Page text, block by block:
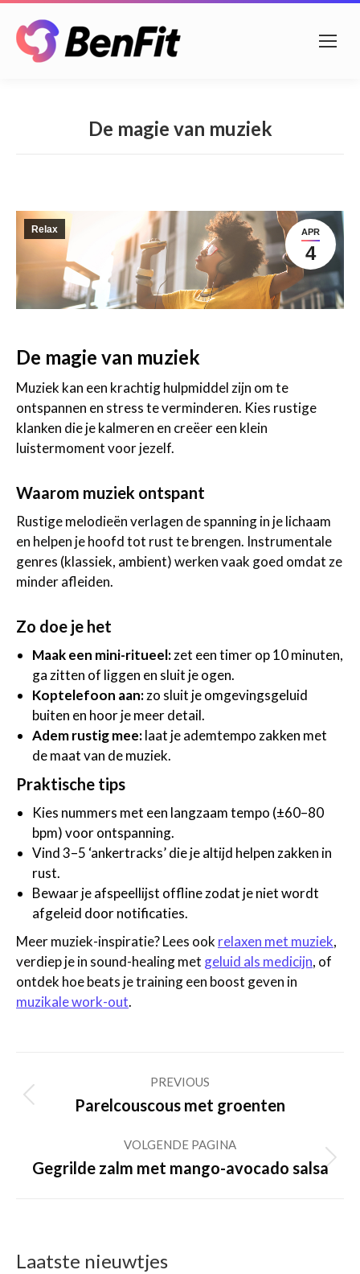
De magie van muziek
APR
4
Relax
De magie van muziek
Muziek kan een krachtig hulpmiddel zijn om te
ontspannen en stress te verminderen. Kies rustige
klanken die je kalmeren en creëer een klein
luistermoment voor jezelf.
Waarom muziek ontspant
Rustige melodieën verlagen de spanning in je lichaam
en helpen je hoofd tot rust te brengen. Instrumentale
genres (klassiek, ambient) werken vaak goed omdat ze
minder afleiden.
Zo doe je het
Maak een mini-ritueel:zet een timer op 10 minuten,
ga zitten of liggen en sluit je ogen.
Koptelefoon aan:zo sluit je omgevingsgeluid
buiten en hoor je meer detail.
Adem rustig mee:laat je ademtempo zakken met
de maat van de muziek.
Praktische tips
Kies nummers met een langzaam tempo (±60–80
bpm) voor ontspanning.
Vind 3–5 ‘ankertracks’ die je altijd helpen zakken in
rust.
Bewaar je afspeellijst offline zodat je niet wordt
afgeleid door notificaties.
Meer muziek-inspiratie? Lees ook relaxen met muziek,
verdiep je in sound-healing met geluid als medicijn, of
ontdek hoe beats je training een boost geven in
muzikale work-out.
navigation
PREVIOUS
Previous
Parelcouscous met groenten
VOLGENDE PAGINA
Volgende
Gegrilde zalm met mango-avocado salsa
Laatste nieuwtjes